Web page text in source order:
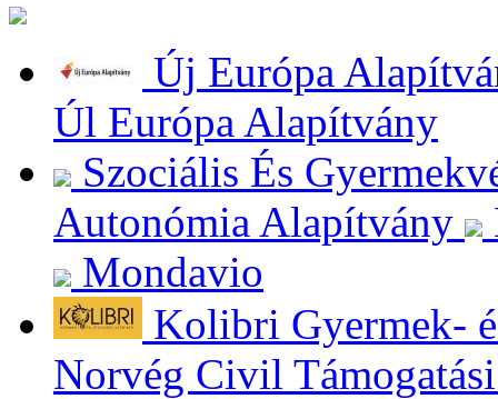
Új Európa
Úl Európa Alapítvány
Szociális És
Autonómia Alapítvány
Mondavio
Kolibri Gyermek-
Norvég Civil